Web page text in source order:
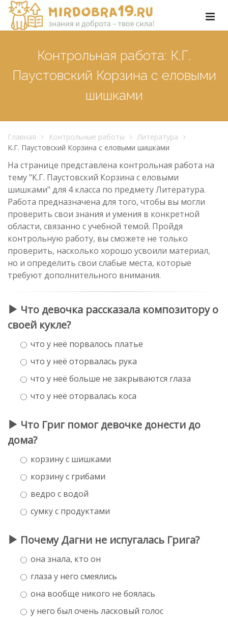
Контрольная работа: К.Г.
Паустовский Корзина с еловыми
шишками
Главная Контрольные работы
Литература
К.Г. Паустовский Корзина с еловыми шишками
На странице представлена контрольная работа на
тему "К.Г. Паустовский Корзина с еловыми
шишками" для 4 класса по предмету Литература.
Работа предназначена для того, чтобы вы могли
проверить свои знания и умения в конкретной
области, связанно с учебной темой. Пройдя
контрольную работу, вы сможете не только
проверить, насколько хорошо усвоили материал,
но и определить свои слабые места, которые
требуют дополнительного внимания.
Что девочка рассказала композитору о
своей кукле?
что у неё порвалось платье
что у неё оторвалась рука
что у неё больше не закрываются глаза
что у неё оторвалась коса
Что Григ помог девочке донести до
дома?
корзину с шишками
корзину с грибами
ведро с водой
сумку с продуктами
Почему Дагни не испугалась Грига?
она знала, кто он
глаза у него смеялись
она вообще никого не боялась
у него был очень ласковый голос